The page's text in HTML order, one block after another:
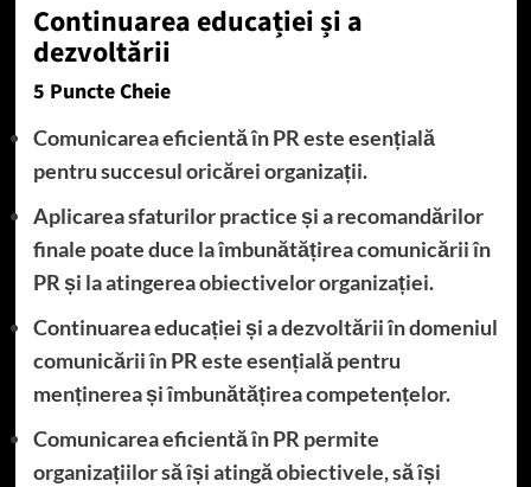
Continuarea educației și a
dezvoltării
5 Puncte Cheie
Comunicarea eficientă în PR este esențială
pentru succesul oricărei organizații.
Aplicarea sfaturilor practice și a recomandărilor
finale poate duce la îmbunătățirea comunicării în
PR și la atingerea obiectivelor organizației.
Continuarea educației și a dezvoltării în domeniul
comunicării în PR este esențială pentru
menținerea și îmbunătățirea competențelor.
Comunicarea eficientă în PR permite
organizațiilor să își atingă obiectivele, să își